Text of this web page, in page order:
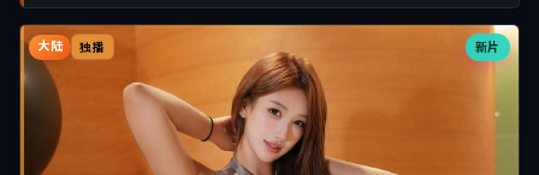
新片
大陆 独播